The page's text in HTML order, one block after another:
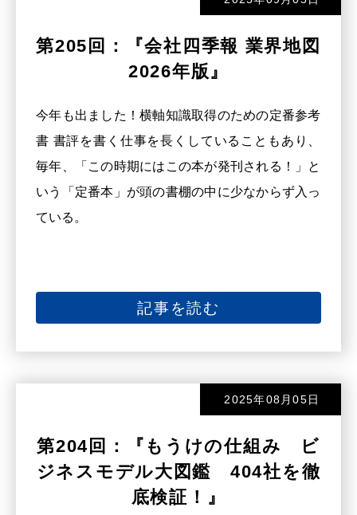
第205回：『会社四季報 業界地図
2026年版』
今年も出ました！横軸知識取得のための定番参考
書 書評を書く仕事を長くしていることもあり、
毎年、「この時期にはこの本が発刊される！」と
いう「定番本」が頭の書棚の中に少なからず入っ
ている。
記事を読む
2025年08月05日
第204回：『もうけの仕組み ビ
ジネスモデル大図鑑 404社を徹
底検証！』